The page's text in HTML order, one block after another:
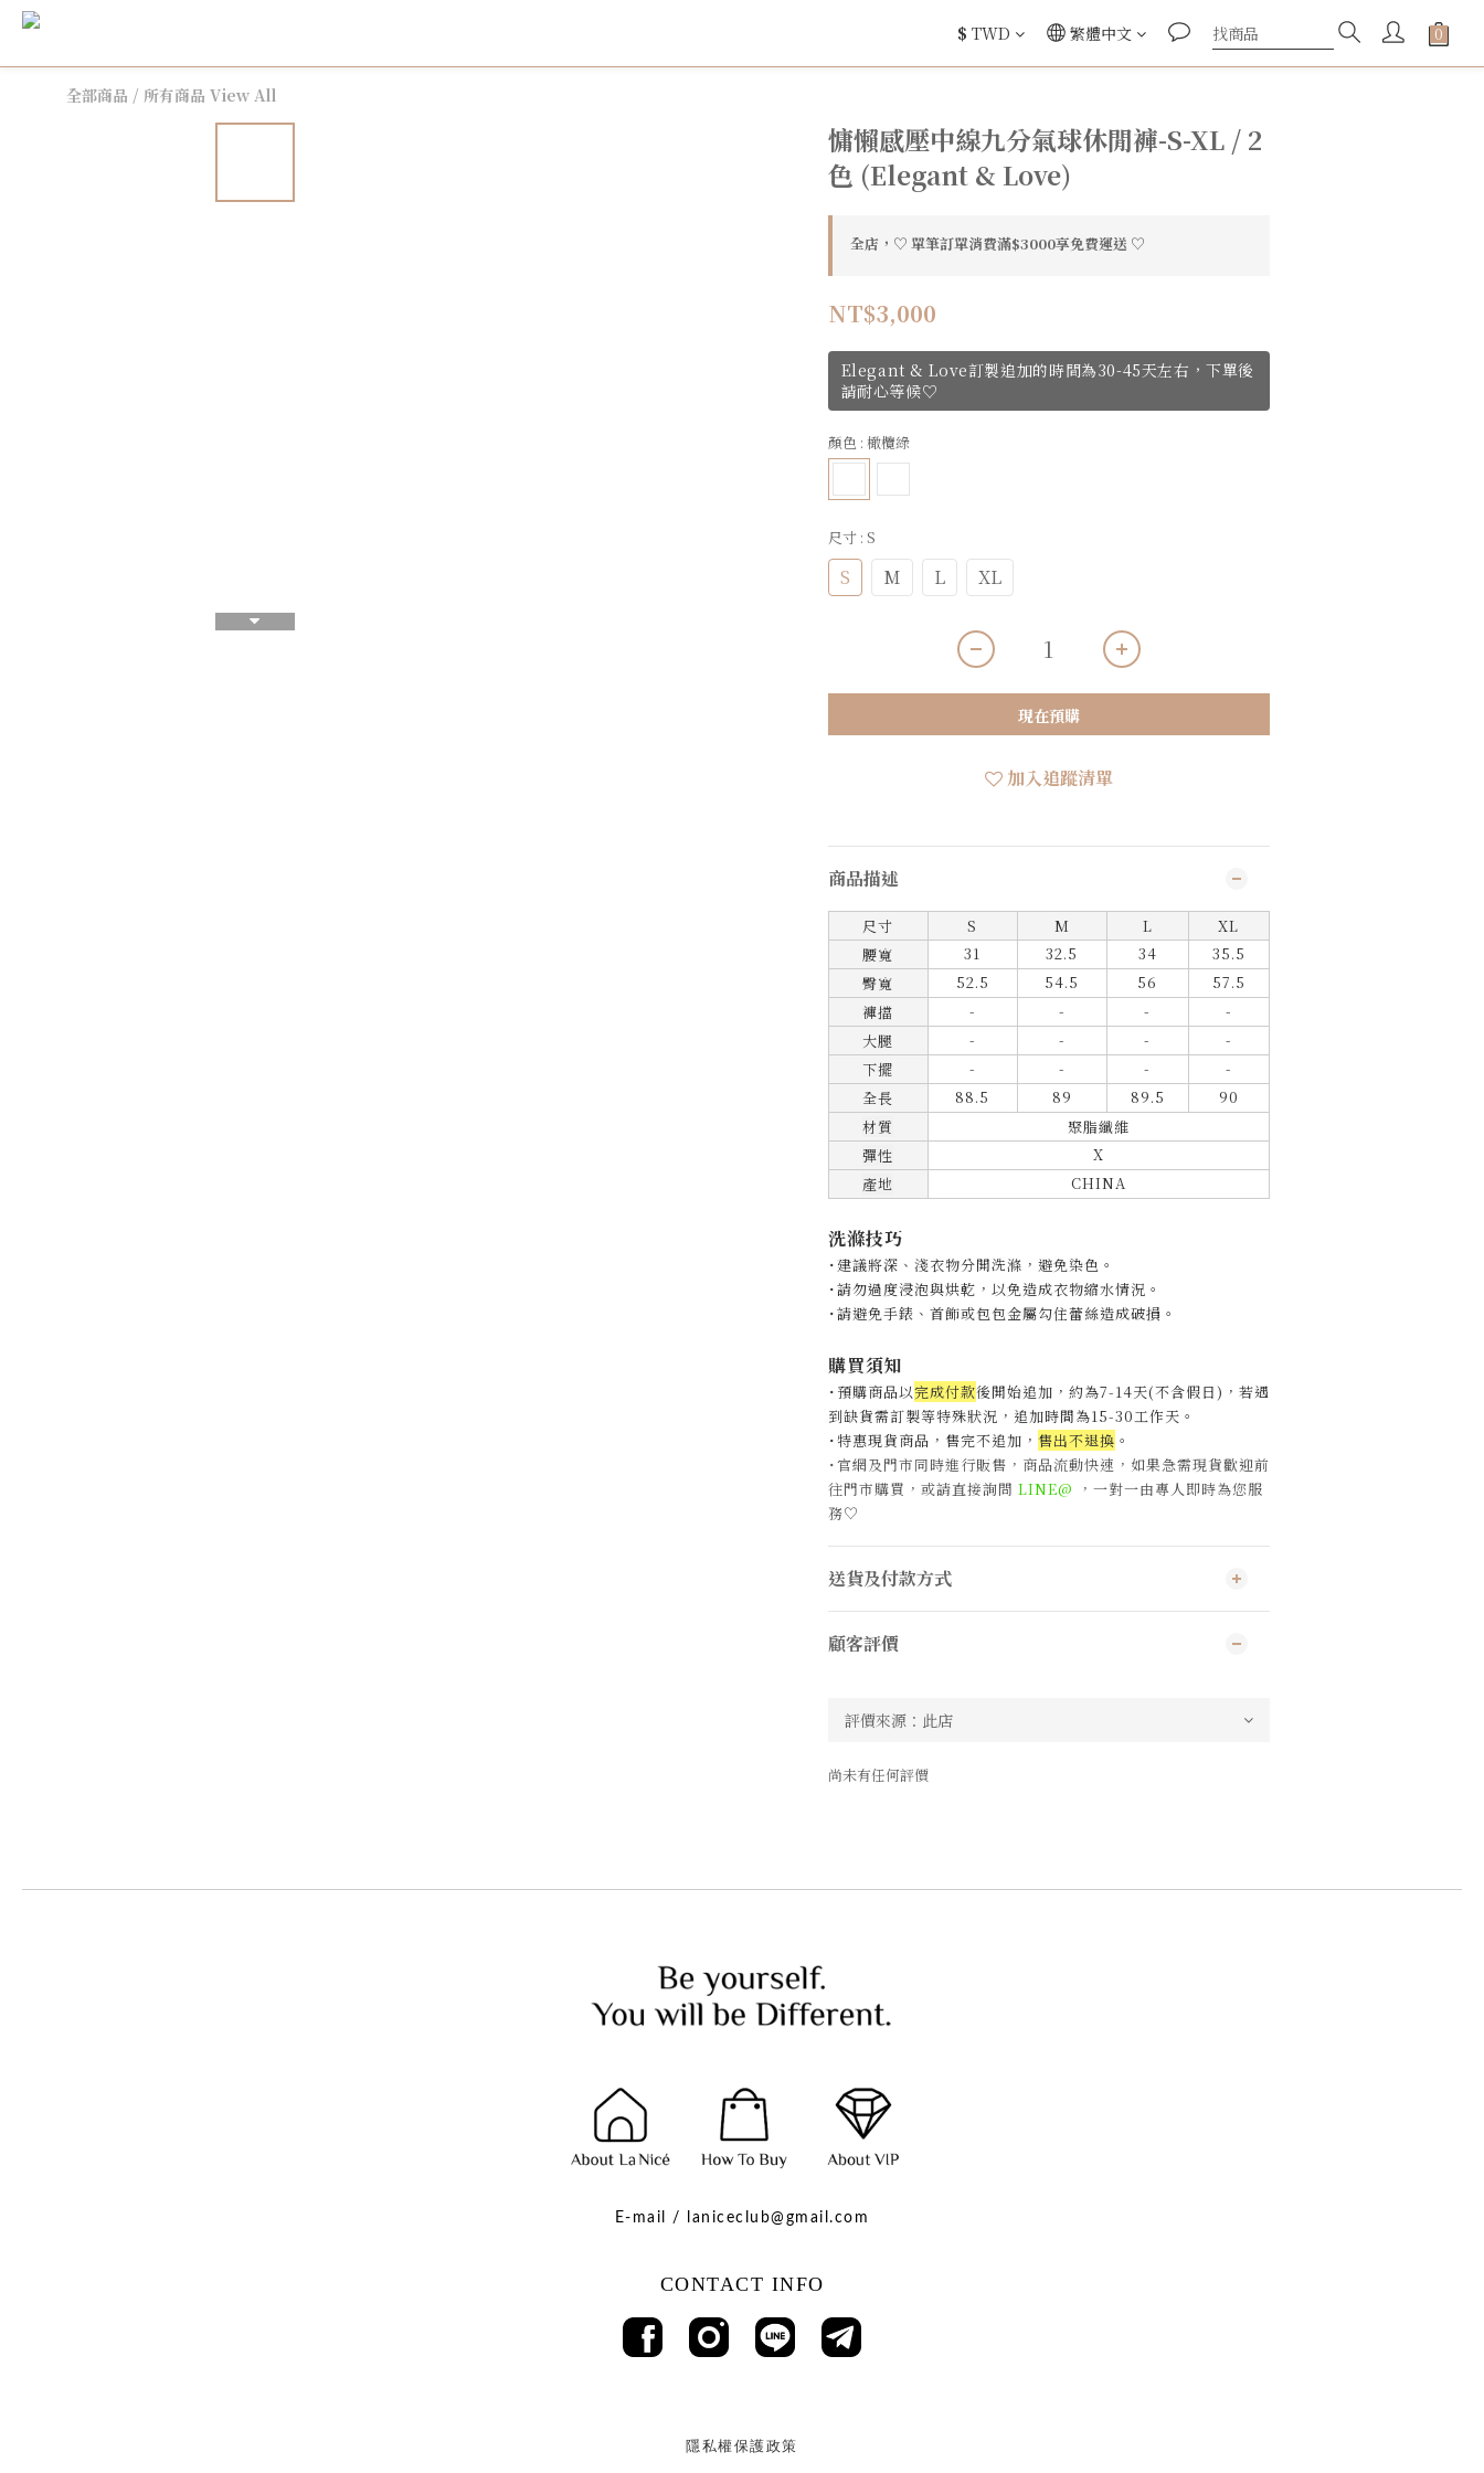
$ TWD 繁體中文
全部商品 / 所有商品 View All
慵懶感壓中線九分氣球休閒褲-S-XL / 2
色 (Elegant & Love)
全店，♡ 單筆訂單消費滿$3000享免費運送 ♡
NT$3,000
Elegant & Love訂製追加的時間為30-45天左右，下單後
請耐心等候♡
顏色 : 橄欖綠
尺寸 : S
S M L XL
現在預購
加入追蹤清單
商品描述
尺寸 S M L
XL
腰寬
31 32.5 34
35.5
臀寬
52.5 54.5 56
57.5
褲擋
- - -
-
大腿
- - -
-
下擺
- - -
-
全長
88.5 89 89.5
90
材質
聚脂纖維
彈性
X
產地
CHINA
洗滌技巧
˙建議將深、淺衣物分開洗滌，避免染色。
˙請勿過度浸泡與烘乾，以免造成衣物縮水情況。
˙請避免手錶、首飾或包包金屬勾住蕾絲造成破損。
購買須知
˙預購商品以完成付款後開始追加，約為7-14天(不含假日)， 若遇
到缺貨需訂製等特殊狀況，追加時間為15-30工作天 。
˙特惠現貨商品，售完不追加， 售出不退換 。
˙官網及門市同時進行販售，商品流動快速，如果急需現貨歡迎前
往門市購買，或請直接詢問 LINE@ ，一對一由專人即時為您服
務♡
送貨及付款方式
顧客評價
尚未有任何評價
E-mail / laniceclub@gmail.com
CONTACT INFO
隱私權保護政策